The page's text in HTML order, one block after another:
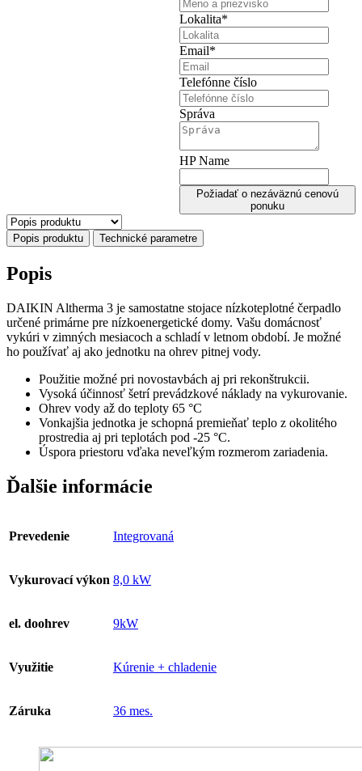
Lokalita*
Email*
Telefónne číslo
Správa
HP Name
Požiadať o nezáväznú cenovú
ponuku
Popis produktu Technické parametre
Popis
DAIKIN Altherma 3 je samostatne stojace nízkoteplotné čerpadlo
určené primárne pre nízkoenergetické domy. Vašu domácnosť
vykúri v zimných mesiacoch a schladí v letnom období. Je možné
ho používať aj ako jednotku na ohrev pitnej vody.
Použitie možné pri novostavbách aj pri rekonštrukcii.
Vysoká účinnosť šetrí prevádzkové náklady na vykurovanie.
Ohrev vody až do teploty 65 °C
Vonkajšia jednotka je schopná premieňať teplo z okolitého
prostredia aj pri teplotách pod -25 °C.
Úspora priestoru vďaka neveľkým rozmerom zariadenia.
Ďalšie informácie
Prevedenie Integrovaná
Vykurovací výkon 8,0 kW
el. doohrev 9kW
Využitie Kúrenie + chladenie
Záruka 36 mes.